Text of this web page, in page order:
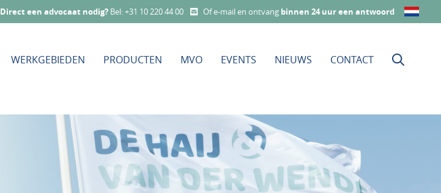
Direct een advocaat nodig? Bel:+31 10 220 44 00 Of e-mail en ontvang binnen 24 uur een antwoord
WERKGEBIEDEN PRODUCTEN MVO EVENTS NIEUWS CONTACT